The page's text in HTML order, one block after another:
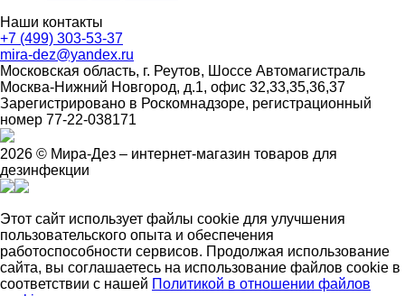
Наши контакты
+7 (499) 303-53-37
mira-dez@yandex.ru
Московская область, г. Реутов, Шоссе Автомагистраль
Москва-Нижний Новгород, д.1, офис 32,33,35,36,37
Зарегистрировано в Роскомнадзоре, регистрационный
номер 77-22-038171
2026 © Мира-Дез – интернет-магазин товаров для
дезинфекции
Этот сайт использует файлы cookie для улучшения
пользовательского опыта и обеспечения
работоспособности сервисов. Продолжая использование
сайта, вы соглашаетесь на использование файлов cookie в
соответствии с нашей Политикой в отношении файлов